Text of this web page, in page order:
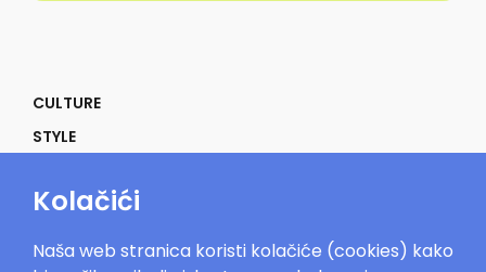
CULTURE
STYLE
POWER
Kolačići
Naša web stranica koristi kolačiće (cookies) kako